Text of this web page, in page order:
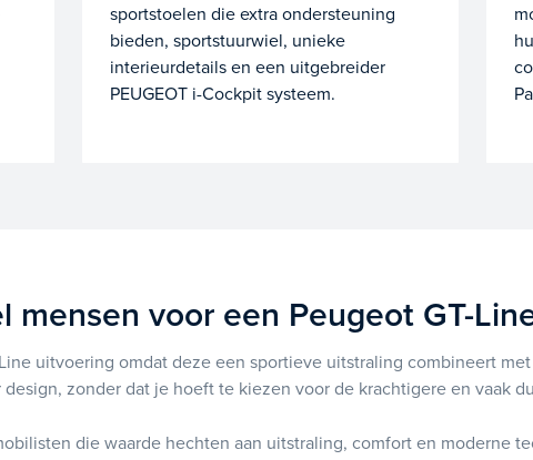
sportstoelen die extra ondersteuning
bieden, sportstuurwiel, unieke
interieurdetails en een uitgebreider
PEUGEOT i-Cockpit systeem.
mensen voor een Peugeot GT-
uitvoering omdat deze een sportieve uitstraling combineert
zonder dat je hoeft te kiezen voor de krachtigere en vaak
die waarde hechten aan uitstraling, comfort en moderne